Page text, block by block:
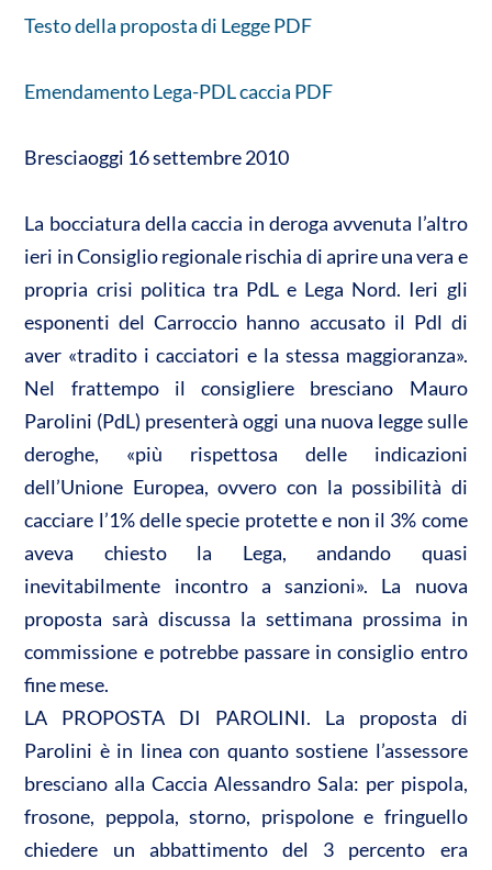
s
p
p
b
o
k
er
n
di
vi
di
Testo della proposta di Legge PDF
Emendamento Lega-PDL caccia PDF
Bresciaoggi 16 settembre 2010
La bocciatura della caccia in deroga avvenuta l’altro
ieri in Consiglio regionale rischia di aprire una vera e
propria crisi politica tra PdL e Lega Nord. Ieri gli
esponenti del Carroccio hanno accusato il Pdl di
aver «tradito i cacciatori e la stessa maggioranza».
Nel frattempo il consigliere bresciano Mauro
Parolini (PdL) presenterà oggi una nuova legge sulle
deroghe, «più rispettosa delle indicazioni
dell’Unione Europea, ovvero con la possibilità di
cacciare l’1% delle specie protette e non il 3% come
aveva chiesto la Lega, andando quasi
inevitabilmente incontro a sanzioni». La nuova
proposta sarà discussa la settimana prossima in
commissione e potrebbe passare in consiglio entro
fine mese.
LA PROPOSTA DI PAROLINI. La proposta di
Parolini è in linea con quanto sostiene l’assessore
bresciano alla Caccia Alessandro Sala: per pispola,
frosone, peppola, storno, prispolone e fringuello
chiedere un abbattimento del 3 percento era